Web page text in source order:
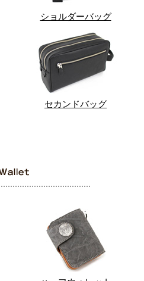
ショルダーバッグ
セカンドバッグ